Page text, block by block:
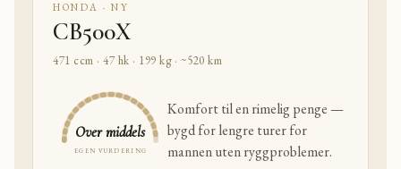
HONDA · NY
CB500X
471 ccm · 47 hk · 199 kg · ~520 km
Over middels
EGEN VURDERING
Komfort til en rimelig penge —
bygd for lengre turer for
mannen uten ryggproblemer.